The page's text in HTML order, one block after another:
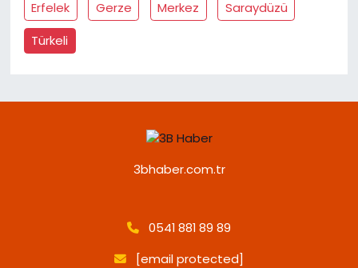
Erfelek
Gerze Merkez
Saraydüzü
Türkeli
3bhaber.com.tr
0541 881 89 89
[email protected]